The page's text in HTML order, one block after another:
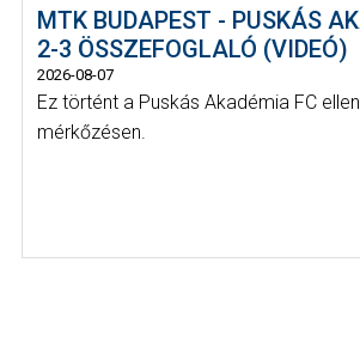
MTK BUDAPEST - PUSKÁS
2-3 ÖSSZEFOGLALÓ (VIDEÓ)
2026-08-07
Ez történt a Puskás Akadémia FC
mérkőzésen.